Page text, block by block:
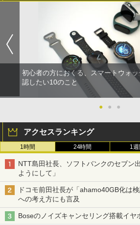
初心者の方におくる、スマートウォ
認したい10のこと
● ● ●
アクセスランキング
1時間 24時間 1週
NTT島田社長、ソフトバンクのセブン
ようにして」
ドコモ前田社長が「ahamo40GB化は
への考え方にも言及
Boseのノイズキャンセリング搭載イヤ